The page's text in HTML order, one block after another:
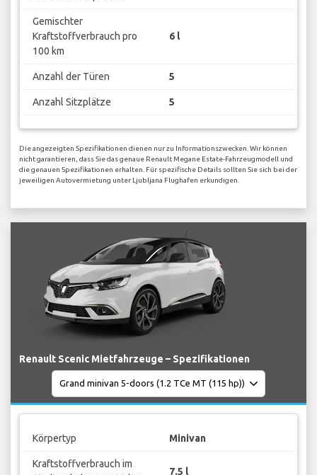
Gemischter
Kraftstoffverbrauch pro
100 km
6 l
Anzahl der Türen 5
Anzahl Sitzplätze 5
Die angezeigten Spezifikationen dienen nur zu Informationszwecken. Wir können
nicht garantieren, dass Sie das genaue Renault Megane Estate-Fahrzeugmodell und
die genauen Spezifikationen erhalten. Für spezifische Details sollten Sie sich bei der
jeweiligen Autovermietung unter Ljubljana Flughafen erkundigen.
Renault Scenic Mietfahrzeuge – Spezifikationen
Körpertyp Minivan
Kraftstoffverbrauch im
7.5 l